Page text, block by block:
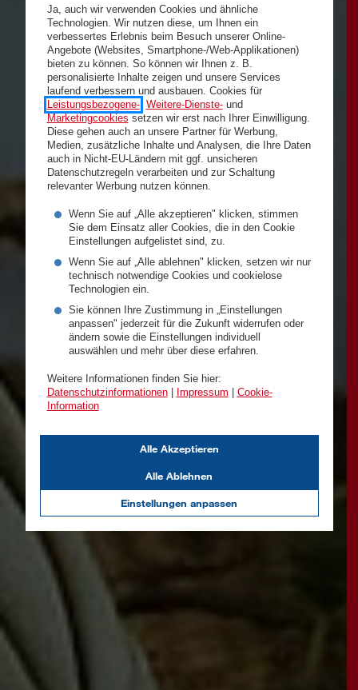
Ja, auch wir verwenden Cookies und ähnliche
Technologien. Wir nutzen diese, um Ihnen ein
verbessertes Erlebnis beim Besuch unserer Online-
Angebote (Websites, Smartphone-/Web-Applikationen)
bieten zu können. So können wir Ihnen z. B.
personalisierte Inhalte zeigen und unsere Services
laufend verbessern und ausbauen. Cookies für
Leistungsbezogene-, Weitere-Dienste-und
Marketingcookies setzen wir erst nach Ihrer Einwilligung.
Diese gehen auch an unsere Partner für Werbung,
Medien, zusätzliche Inhalte und Analysen, die Ihre Daten
auch in Nicht-EU-Ländern mit ggf. unsicheren
Datenschutzregeln verarbeiten und zur Schaltung
relevanter Werbung nutzen können.
Wenn Sie auf „Alle akzeptieren" klicken, stimmen
Sie dem Einsatz aller Cookies, die in den Cookie
Einstellungen aufgelistet sind, zu.
Wenn Sie auf „Alle ablehnen" klicken, setzen wir nur
technisch notwendige Cookies und cookielose
Technologien ein.
Sie können Ihre Zustimmung in „Einstellungen
anpassen" jederzeit für die Zukunft widerrufen oder
ändern sowie die Einstellungen individuell
auswählen und mehr über diese erfahren.
Weitere Informationen finden Sie hier:
Datenschutzinformationen| Impressum
Cookie-
Information
Einstellungen anpassen
Alle Ablehnen
Alle Akzeptieren